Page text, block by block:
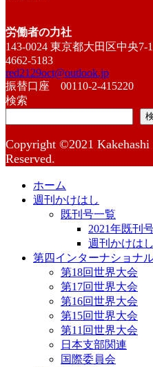
労働者の力社
143-0024 東京都大田区中央
4662-5183
red2129oct@outlook.jp
振替口座 00110-2-415220
検索
Copyright ©2021
Reserved.
ホーム
週刊かけはし
既刊号一覧
2021年既刊
週刊かけは
第四インターナショナ
第18回世界大会
第17回世界大会
第16回世界大会
第15回世界大会
第11回世界大会
日本支部関連
国際委員会